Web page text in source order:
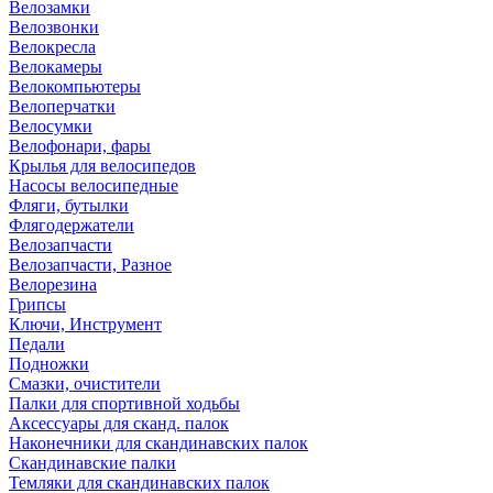
Велозамки
Велозвонки
Велокресла
Велокамеры
Велокомпьютеры
Велоперчатки
Велосумки
Велофонари, фары
Крылья для велосипедов
Насосы велосипедные
Фляги, бутылки
Флягодержатели
Велозапчасти
Велозапчасти, Разное
Велорезина
Грипсы
Ключи, Инструмент
Педали
Подножки
Смазки, очистители
Палки для спортивной ходьбы
Аксессуары для сканд. палок
Наконечники для скандинавских палок
Скандинавские палки
Темляки для скандинавских палок